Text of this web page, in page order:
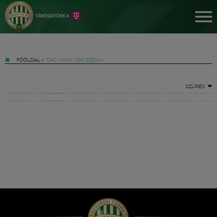
FŐOLDAL » TAG: MUN VON DZSUN
SZŰRÉS
Hírek